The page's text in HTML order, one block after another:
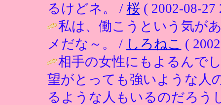
るけどネ。 / 桜 ( 2002-08-27
私は、働こうという気が
メだな～。 / しろねこ (
相手の女性にもよるんで
望がとっても強いような人
るような人もいるのだろう